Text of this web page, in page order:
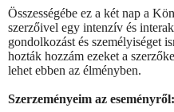
Összességébe ez a két nap a
szerzőivel egy intenzív és
gondolkozást és személyiséget
hozták hozzám ezeket a
lehet ebben az élményben.
Szerzeményeim az eseményről: